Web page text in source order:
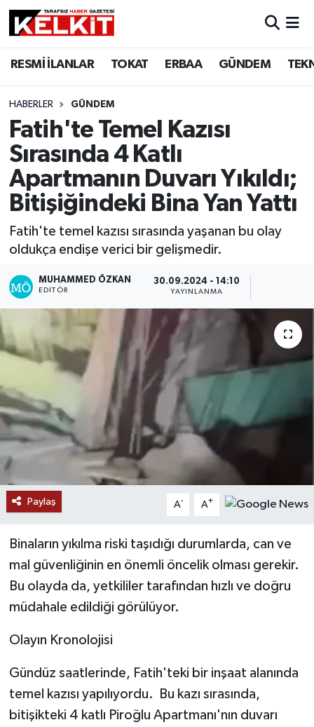
RESMİ İLANLAR TOKAT ERBAA GÜNDEM
HABERLER GÜNDEM
Fatih'te Temel Kazısı
Sırasında 4 Katlı
Apartmanın Duvarı Yıkıldı;
Bitişiğindeki Bina Yan Yattı
Fatih'te temel kazısı sırasında yaşanan bu olay
oldukça endişe verici bir gelişmedir.
MUHAMMED ÖZKAN
EDITÖR
30.09.2024 - 14:10
YAYINLANMA
Paylaş A- A+
Binaların yıkılma riski taşıdığı durumlarda, can ve
mal güvenliğinin en önemli öncelik olması gerekir.
Bu olayda da, yetkililer tarafından hızlı ve doğru
müdahale edildiği görülüyor.
Olayın Kronolojisi
Gündüz saatlerinde, Fatih'teki bir inşaat alanında
temel kazısı yapılıyordu. Bu kazı sırasında,
bitişikteki 4 katlı Piroğlu Apartmanı'nın duvarı